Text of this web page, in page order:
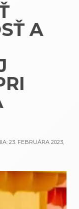
A
23. FEBRUÁRA 2023,